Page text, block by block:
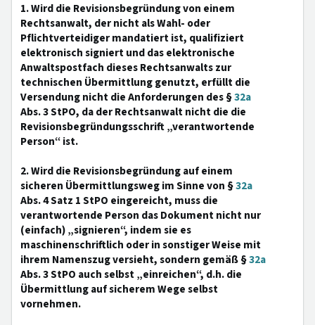
1. Wird die Revisionsbegründung von einem
Rechtsanwalt, der nicht als Wahl- oder
Pflichtverteidiger mandatiert ist, qualifiziert
elektronisch signiert und das elektronische
Anwaltspostfach dieses Rechtsanwalts zur
technischen Übermittlung genutzt, erfüllt die
Versendung nicht die Anforderungen des §32a
Abs. 3 StPO, da der Rechtsanwalt nicht die die
Revisionsbegründungsschrift „verantwortende
Person“ ist.
2. Wird die Revisionsbegründung auf einem
sicheren Übermittlungsweg im Sinne von §32a
Abs. 4 Satz 1 StPO eingereicht, muss die
verantwortende Person das Dokument nicht nur
(einfach) „signieren“, indem sie es
maschinenschriftlich oder in sonstiger Weise mit
ihrem Namenszug versieht, sondern gemäß §32a
Abs. 3 StPO auch selbst „einreichen“, d.h. die
Übermittlung auf sicherem Wege selbst
vornehmen.